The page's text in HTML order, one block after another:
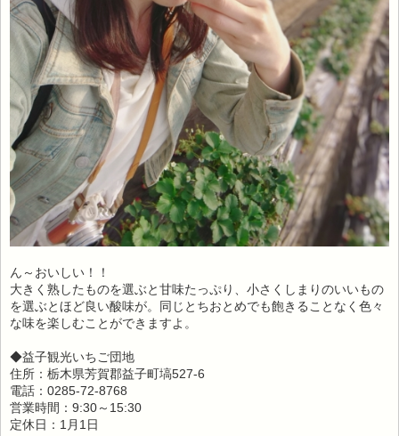
ん～おいしい！！
大きく熟したものを選ぶと甘味たっぷり、小さくしまりのいいもの
を選ぶとほど良い酸味が。同じとちおとめでも飽きることなく色々
な味を楽しむことができますよ。
◆益子観光いちご団地
住所：栃木県芳賀郡益子町塙527-6
電話：0285-72-8768
営業時間：9:30～15:30
定休日：1月1日